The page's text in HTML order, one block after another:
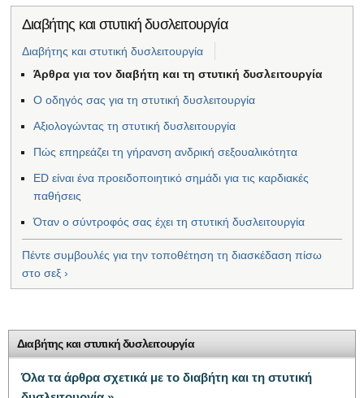
Διαβήτης και στυτική δυσλειτουργία
Διαβήτης και στυτική δυσλειτουργία
Άρθρα για τον διαβήτη και τη στυτική δυσλειτουργία
Ο οδηγός σας για τη στυτική δυσλειτουργία
Αξιολογώντας τη στυτική δυσλειτουργία
Πώς επηρεάζει τη γήρανση ανδρική σεξουαλικότητα
ED είναι ένα προειδοποιητικό σημάδι για τις καρδιακές
παθήσεις
Όταν ο σύντροφός σας έχει τη στυτική δυσλειτουργία
Πέντε συμβουλές για την τοποθέτηση τη διασκέδαση πίσω
στο σεξ ›
Διαβήτης και στυτική δυσλειτουργία
Όλα τα άρθρα σχετικά με το διαβήτη και τη στυτική